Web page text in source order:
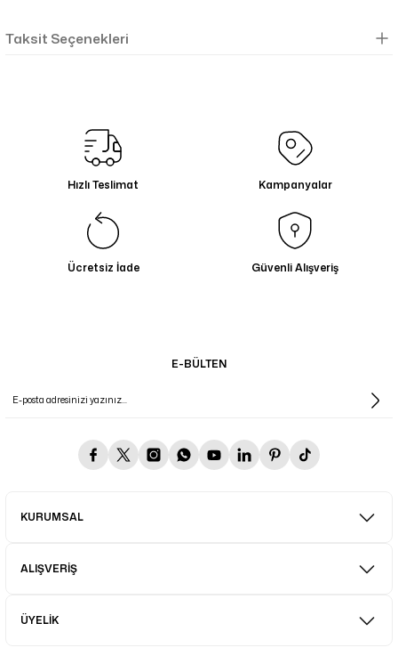
Taksit Seçenekleri
Hızlı Teslimat Kampanyalar
Ücretsiz İade Güvenli Alışveriş
E-BÜLTEN
KURUMSAL
ALIŞVERİŞ
ÜYELİK